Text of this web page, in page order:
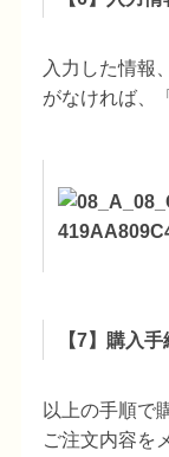
入力した情報
がなければ、
【7】購入
以上の手順で
ご注文内容を